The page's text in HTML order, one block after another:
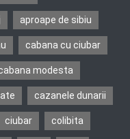
aproape de sibiu
cabana cu ciubar
modesta
cazanele dunarii
ciubar colibita